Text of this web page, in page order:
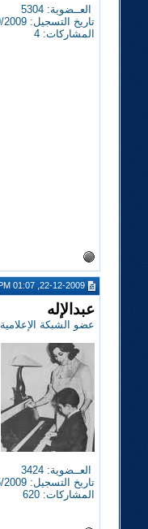
العــضوية: 5304
تاريخ التسجيل: 12/09/2009
المشاركات: 4
22-12-2009, 01:07 PM
عبدالإله
عضو الشبكة الإعلامية
العــضوية: 3424
تاريخ التسجيل: 29/05/2009
المشاركات: 620